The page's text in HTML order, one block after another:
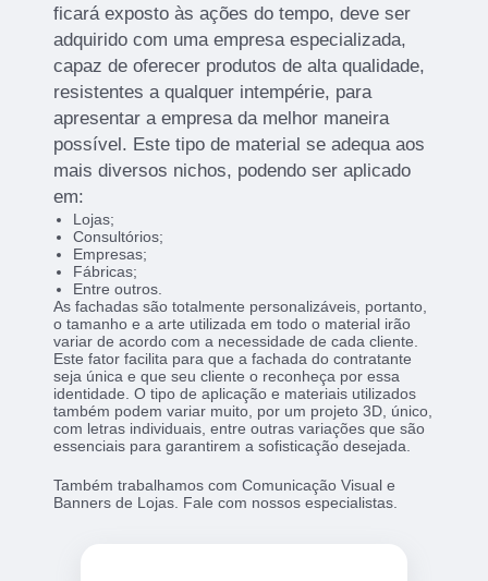
ficará exposto às ações do tempo, deve ser
adquirido com uma empresa especializada,
capaz de oferecer produtos de alta qualidade,
resistentes a qualquer intempérie, para
apresentar a empresa da melhor maneira
possível. Este tipo de material se adequa aos
mais diversos nichos, podendo ser aplicado
em:
Lojas;
Consultórios;
Empresas;
Fábricas;
Entre outros.
As fachadas são totalmente personalizáveis, portanto,
o tamanho e a arte utilizada em todo o material irão
variar de acordo com a necessidade de cada cliente.
Este fator facilita para que a fachada do contratante
seja única e que seu cliente o reconheça por essa
identidade. O tipo de aplicação e materiais utilizados
também podem variar muito, por um projeto 3D, único,
com letras individuais, entre outras variações que são
essenciais para garantirem a sofisticação desejada.
Também trabalhamos com Comunicação Visual e
Banners de Lojas. Fale com nossos especialistas.